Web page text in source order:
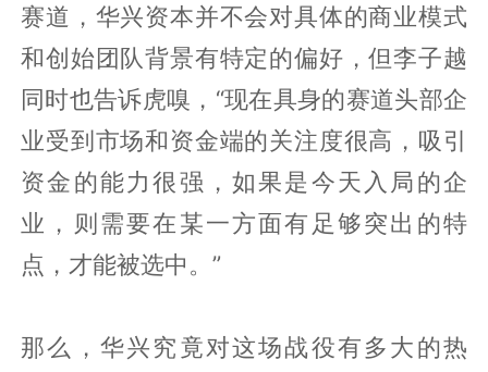
赛道，华兴资本并不会对具体的商业模式
和创始团队背景有特定的偏好，但李子越
同时也告诉虎嗅，“现在具身的赛道头部企
业受到市场和资金端的关注度很高，吸引
资金的能力很强，如果是今天入局的企
业，则需要在某一方面有足够突出的特
点，才能被选中。”
那么，华兴究竟对这场战役有多大的热